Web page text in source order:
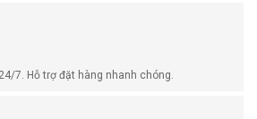
7. Hỗ trợ đặt hàng nhanh chóng.